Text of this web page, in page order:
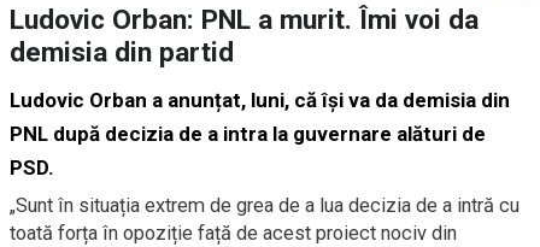
Ludovic Orban: PNL a murit. Îmi voi da
demisia din partid
Ludovic Orban a anunțat, luni, că își va da demisia din
PNL după decizia de a intra la guvernare alături de
PSD.
„Sunt în situația extrem de grea de a lua decizia de a intră cu
toată forța în opoziție față de acest proiect nociv din